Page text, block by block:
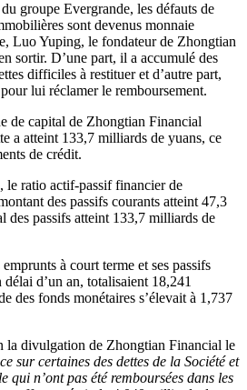
groupe Evergrande, les défauts de
sont devenus monnaie
Luo Yuping, le fondateur de Zhongtian
sortir. D’une part, il a accumulé des
difficiles à restituer et d’autre part,
lui réclamer le remboursement.
de capital de Zhongtian Financial
a atteint 133,7 milliards de yuans, ce
de crédit.
le ratio actif-passif financier de
des passifs courants atteint 47,3
des passifs atteint 133,7 milliards de
à court terme et ses passifs
d’un an, totalisaient 18,241
des fonds monétaires s’élevait à 1,737
la divulgation de Zhongtian Financial le
sur certaines des dettes de la Société et
qui n’ont pas été remboursées dans les